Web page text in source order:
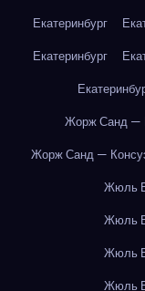
Екатеринбург
Екатеринбург
Жорж Санд —
Жорж Санд —
Жюль
Жюль
Жюль
Жюль